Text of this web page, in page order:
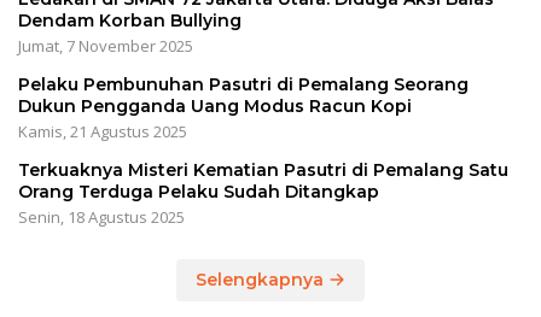
Dendam Korban Bullying
Jumat, 7 November 2025
Pelaku Pembunuhan Pasutri di Pemalang Seorang
Dukun Pengganda Uang Modus Racun Kopi
Kamis, 21 Agustus 2025
Terkuaknya Misteri Kematian Pasutri di Pemalang Satu
Orang Terduga Pelaku Sudah Ditangkap
Senin, 18 Agustus 2025
Selengkapnya